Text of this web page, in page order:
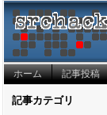
ホーム 記事投稿
記事カテゴリ